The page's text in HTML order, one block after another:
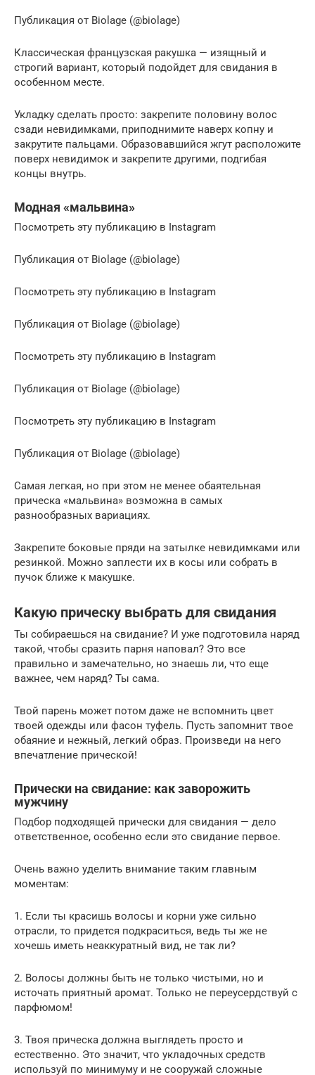
Публикация от Biolage (@biolage)
Классическая французская ракушка — изящный и
строгий вариант, который подойдет для свидания в
особенном месте.
Укладку сделать просто: закрепите половину волос
сзади невидимками, приподнимите наверх копну и
закрутите пальцами. Образовавшийся жгут расположите
поверх невидимок и закрепите другими, подгибая
концы внутрь.
Модная «мальвина»
Посмотреть эту публикацию в Instagram
Публикация от Biolage (@biolage)
Посмотреть эту публикацию в Instagram
Публикация от Biolage (@biolage)
Посмотреть эту публикацию в Instagram
Публикация от Biolage (@biolage)
Посмотреть эту публикацию в Instagram
Публикация от Biolage (@biolage)
Самая легкая, но при этом не менее обаятельная
прическа «мальвина» возможна в самых
разнообразных вариациях.
Закрепите боковые пряди на затылке невидимками или
резинкой. Можно заплести их в косы или собрать в
пучок ближе к макушке.
Какую прическу выбрать для свидания
Ты собираешься на свидание? И уже подготовила наряд
такой, чтобы сразить парня наповал? Это все
правильно и замечательно, но знаешь ли, что еще
важнее, чем наряд? Ты сама.
Твой парень может потом даже не вспомнить цвет
твоей одежды или фасон туфель. Пусть запомнит твое
обаяние и нежный, легкий образ. Произведи на него
впечатление прической!
Прически на свидание: как заворожить
мужчину
Подбор подходящей прически для свидания — дело
ответственное, особенно если это свидание первое.
Очень важно уделить внимание таким главным
моментам:
1.​ Если ты красишь волосы и корни уже сильно
отрасли, то придется подкраситься, ведь ты же не
хочешь иметь неаккуратный вид, не так ли?
2.​ Волосы должны быть не только чистыми, но и
источать приятный аромат. Только не переусердствуй с
парфюмом!
3.​ Твоя прическа должна выглядеть просто и
естественно. Это значит, что укладочных средств
используй по минимуму и не сооружай сложные